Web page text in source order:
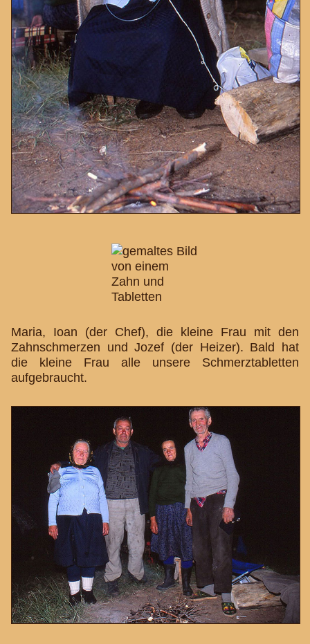
Maria, Ioan (der Chef), die kleine Frau mit den
Zahnschmerzen und Jozef (der Heizer). Bald hat
die kleine Frau alle unsere Schmerztabletten
aufgebraucht.